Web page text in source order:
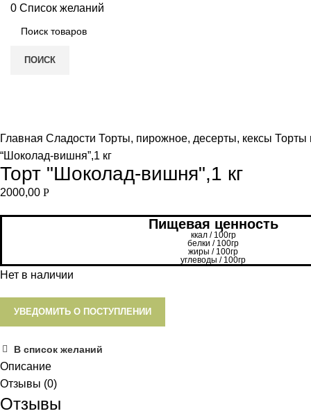
0 Список желаний
ПОИСК
Главная Сладости Торты, пирожное, десерты, кексы Торты
“Шоколад-вишня”,1 кг
Торт "Шоколад-вишня",1 кг
2000,00 Р
Пищевая ценность
ккал / 100гр
белки / 100гр
жиры / 100гр
углеводы / 100гр
Нет в наличии
УВЕДОМИТЬ О ПОСТУПЛЕНИИ
В список желаний
Описание
Отзывы (0)
Отзывы